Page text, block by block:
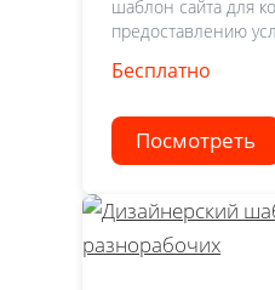
шаблон сайта для
предоставлению
Бесплатно
Посмотреть